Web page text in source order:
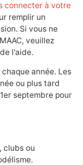
connecter à votre
remplir un
Si vous ne
veuillez
l'aide.
chaque année. Les
ou plus tard
septembre pour
clubs ou